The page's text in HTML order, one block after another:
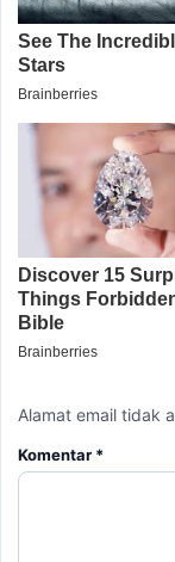
Alamat email tidak
Komentar *